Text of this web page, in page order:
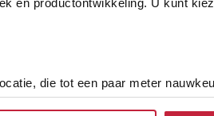
en productontwikkeling. U kunt
die tot een paar meter
op specifieke eigenschappen